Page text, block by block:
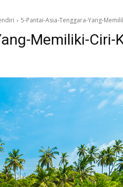
5-Pantai-Asia-Tenggara-Yang-
Memiliki-Ciri-